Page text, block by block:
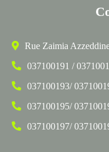
Rue Zaimia
037100191 /
037100193/
037100195/
037100197/